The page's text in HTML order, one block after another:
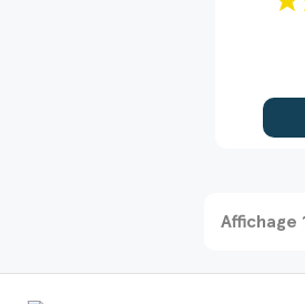
Affichage